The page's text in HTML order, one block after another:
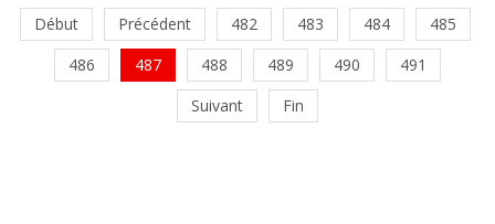
Début Précédent 482 483 484
485
486
487 488 489 490
491
Suivant
Fin